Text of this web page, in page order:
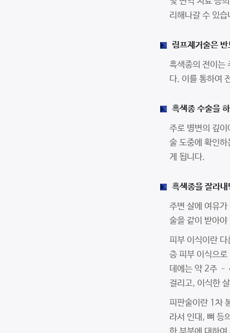
리해나갈 수 있습
림프제거술은
흑색종의 전이는
다. 이를 통하여
흑색종 수술을
주로 병변의 깊
술 도중에 확인
게 됩니다.
흑색종을 잘라
주변 살에 여유
술을 같이 받아
피부 이식이란
층 피부 이식으
데에는 약 2주 –
걸리고, 이식한
피판술이란 1차
라서 인대, 뼈 등